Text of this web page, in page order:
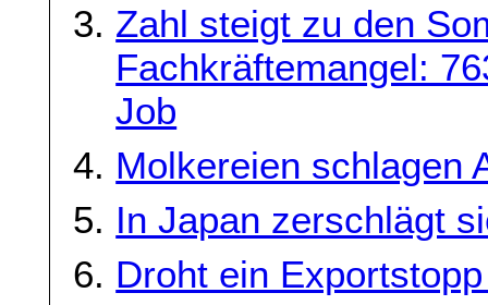
Zahl steigt zu den
Fachkräftemangel:
Job
Molkereien schlagen
In Japan zerschlägt
Droht ein